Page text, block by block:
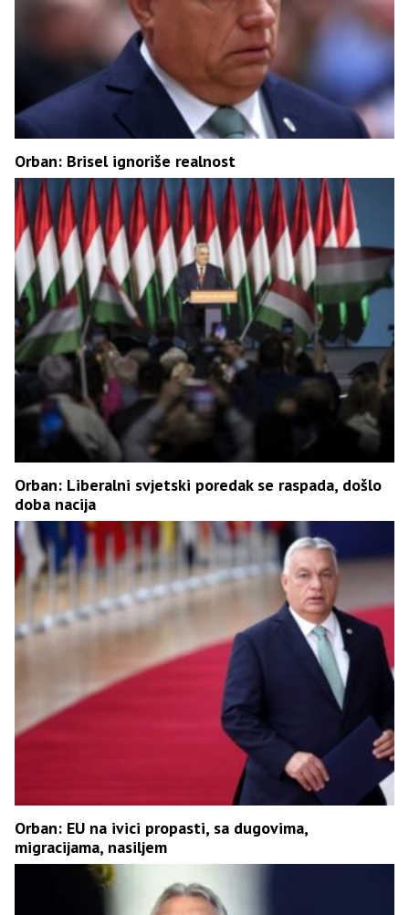
Orban: Brisel ignoriše realnost
Orban: Liberalni svjetski poredak se raspada, došlo
doba nacija
Orban: EU na ivici propasti, sa dugovima,
migracijama, nasiljem